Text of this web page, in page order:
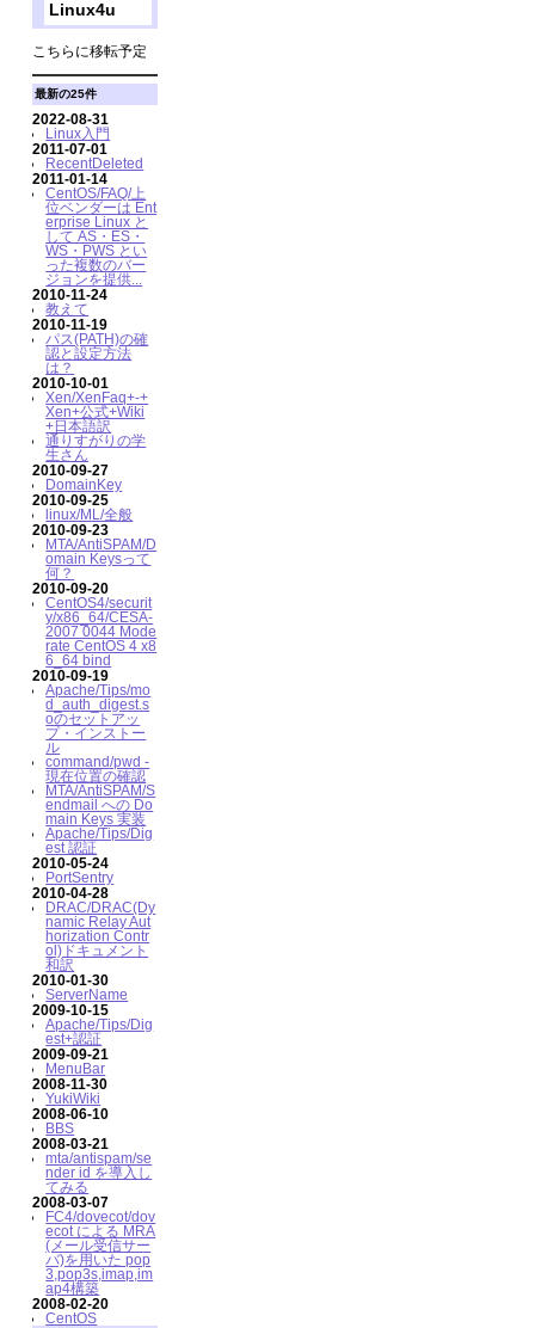
Linux4u
こちらに移転予定
最新の25件
2022-08-31
Linux入門
2011-07-01
RecentDeleted
2011-01-14
CentOS/FAQ/上
位ベンダーは Ent
erprise Linux と
して AS・ES・
WS・PWS とい
った複数のバー
ジョンを提供...
2010-11-24
教えて
2010-11-19
パス(PATH)の確
認と設定方法
は？
2010-10-01
Xen/XenFaq+-+
Xen+公式+Wiki
+日本語訳
通りすがりの学
生さん
2010-09-27
DomainKey
2010-09-25
linux/ML/全般
2010-09-23
MTA/AntiSPAM/D
omain Keysって
何？
2010-09-20
CentOS4/securit
y/x86_64/CESA-
2007 0044 Mode
rate CentOS 4 x8
6_64 bind
2010-09-19
Apache/Tips/mo
d_auth_digest.s
oのセットアッ
プ・インストー
ル
command/pwd -
現在位置の確認
MTA/AntiSPAM/S
endmail への Do
main Keys 実装
Apache/Tips/Dig
est 認証
2010-05-24
PortSentry
2010-04-28
DRAC/DRAC(Dy
namic Relay Aut
horization Contr
ol)ドキュメント
和訳
2010-01-30
ServerName
2009-10-15
Apache/Tips/Dig
est+認証
2009-09-21
MenuBar
2008-11-30
YukiWiki
2008-06-10
BBS
2008-03-21
mta/antispam/se
nder id を導入し
てみる
2008-03-07
FC4/dovecot/dov
ecot による MRA
(メール受信サー
バ)を用いた pop
3,pop3s,imap,im
ap4構築
2008-02-20
CentOS